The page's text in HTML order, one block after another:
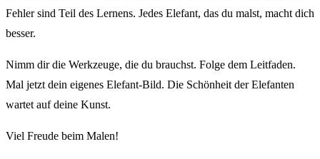
Fehler sind Teil des Lernens. Jedes Elefant, das du malst, macht dich
besser.
Nimm dir die Werkzeuge, die du brauchst. Folge dem Leitfaden.
Mal jetzt dein eigenes Elefant-Bild. Die Schönheit der Elefanten
wartet auf deine Kunst.
Viel Freude beim Malen!